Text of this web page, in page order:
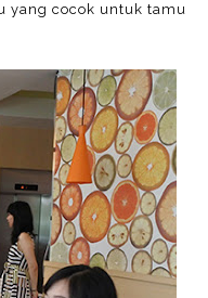
yang cocok untuk tamu